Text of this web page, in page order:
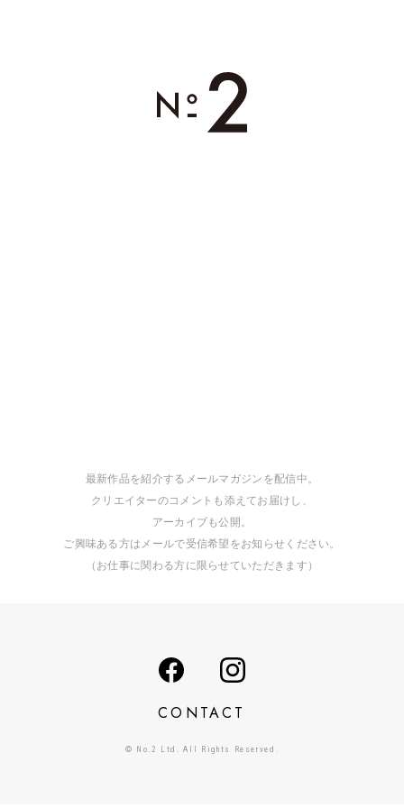
最新作品を紹介するメールマガジンを配信中。
クリエイターのコメントも添えてお届けし、
アーカイブも公開。
ご興味ある方はメールで受信希望をお知らせください。
（お仕事に関わる方に限らせていただきます）
CONTACT
© No.2 Ltd. All Rights Reserved.